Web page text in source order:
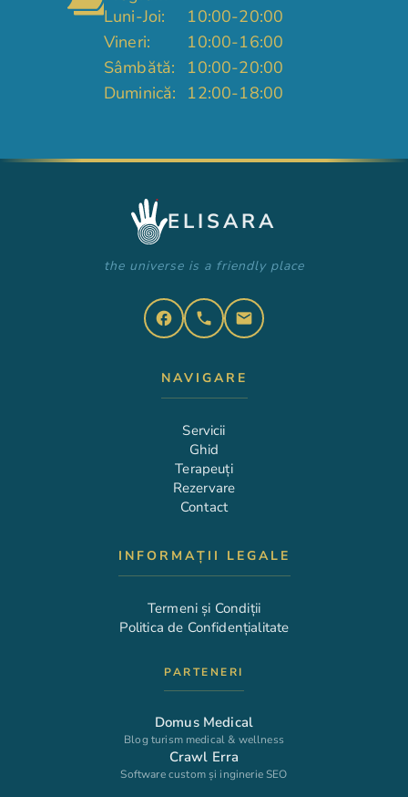
Luni-Joi:
10:00-20:00
Vineri:
10:00-16:00
Sâmbătă:
10:00-20:00
Duminică:
12:00-18:00
ELISARA
the universe is a friendly place
facebook phone email
NAVIGARE
Servicii
Ghid
Terapeuți
Rezervare
Contact
INFORMAȚII LEGALE
Termeni și Condiții
Politica de Confidențialitate
PARTENERI
Domus Medical
Blog turism medical & wellness
Crawl Erra
Software custom și inginerie SEO